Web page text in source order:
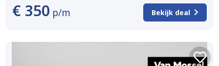
€ 350 p/m Bekijk deal